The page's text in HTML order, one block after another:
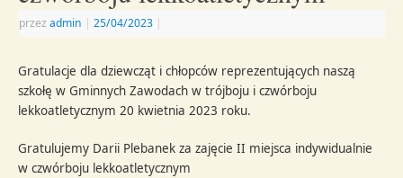
przezadmin | 25/04/2023 |
Gratulacje dla dziewcząt i chłopców reprezentujących naszą
szkołę w Gminnych Zawodach w trójboju i czwórboju
lekkoatletycznym 20 kwietnia 2023 roku.
Gratulujemy Darii Plebanek za zajęcie II miejsca indywidualnie
w czwórboju lekkoatletycznym